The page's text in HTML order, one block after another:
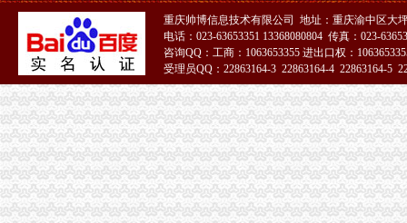
请问渝中区重庆天地这附近有什么送外卖的啊急求_重庆吧_百度贴吧
渝中区重庆天地精装两房绝版户型限量团购热销,重庆天地二手房,
投诉渝中区重庆天地雍江艺庭小区物管_重庆市公开信箱
渝中：免费上网区域扩展到大坪和重庆天地——人民网·重庆视窗—
渝中区重庆天地雍江翠璟楼层低带车位出售欢迎实地看房,重庆渝中
重庆时尚购物-重庆渝中区重庆天地店铺-重庆天地店铺简介及重庆天地
渝中区华龙桥重庆天地分析.ppt
渝中区重庆天地,佳黄金地段商铺开.抢,重庆渝中李子坝重庆天地商
渝中区重庆天地公寓即买即住5.1米高轻轨旁,重庆渝中化龙桥重庆
[渝中区]重庆天地_重庆公共服务_重庆108社区
重庆时尚购物-重庆渝中区重庆天地店铺-重庆天地店铺简介及重庆天地
重庆市渝中区化龙桥重庆天地在哪_重庆市渝中区化龙桥重庆天地怎么
重庆帅博信息技术有限公司 地址：重庆渝中区大
电话：023-63653351 13368080804 传真：023-
咨询QQ：工商：1063653355 进出口权：
受理员QQ：22863164-3 22863164-4 22863164-5
51La